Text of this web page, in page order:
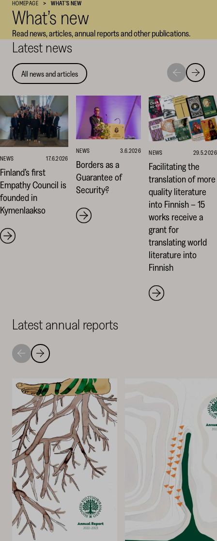
Cultural
Foundation
–
SKR
HOMEPAGE WHAT’S NEW
What’s new
Read news, articles, annual reports and other publications.
Latest news
All news and articles
Move
to
highlight
Move
to
NEWS 17.6.2026
Finland’s first
Empathy Council is
founded in
Kymenlaakso
NEWS 3.6.2026
Borders as a
Guarantee of
Security?
NEWS 29.5.2026
Facilitating the
translation of more
quality literature
into Finnish – 15
works receive a
grant for
translating world
literature into
Finnish
Latest annual reports
Move
to
Move
to
highlight